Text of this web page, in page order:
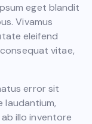
eget blandit
Vivamus
eleifend
vitae,
error sit
laudantium,
illo inventore